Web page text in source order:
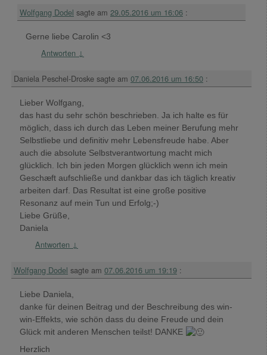
Wolfgang Dodel sagte am 29.05.2016 um 16:06 :
Gerne liebe Carolin <3
Antworten ↓
Daniela Peschel-Droske sagte am 07.06.2016 um 16:50 :
Lieber Wolfgang,
das hast du sehr schön beschrieben. Ja ich halte es für
möglich, dass ich durch das Leben meiner Berufung mehr
Selbstliebe und definitiv mehr Lebensfreude habe. Aber
auch die absolute Selbstverantwortung macht mich
glücklich. Ich bin jeden Morgen glücklich wenn ich mein
Geschæft aufschließe und dankbar das ich täglich kreativ
arbeiten darf. Das Resultat ist eine große positive
Resonanz auf mein Tun und Erfolg;-)
Liebe Grüße,
Daniela
Antworten ↓
Wolfgang Dodel sagte am 07.06.2016 um 19:19 :
Liebe Daniela,
danke für deinen Beitrag und der Beschreibung des win-
win-Effekts, wie schön dass du deine Freude und dein
Glück mit anderen Menschen teilst! DANKE
Herzlich